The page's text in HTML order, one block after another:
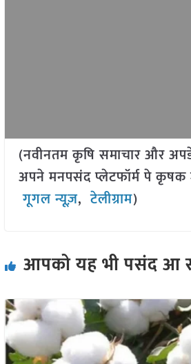
(नवीनतम कृषि समाचार और
अपने मनपसंद प्लेटफॉर्म पे
गूगल न्यूज़,टेलीग्राम)
आपको यह भी पसंद आ